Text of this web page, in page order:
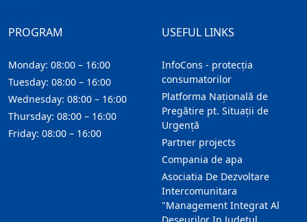
USEFUL LINKS
InfoCons - protecția
consumatorilor
Platforma Națională de
Pregătire pt. Situații de
Urgență
Partner projects
Compania de apa
Asociatia De Dezvoltare
Intercomunitara
"Management Integrat Al
PROGRAM
Monday: 08:00 – 16:00
Tuesday: 08:00 – 16:00
Wednesday: 08:00 – 16:00
Thursday: 08:00 – 16:00
Friday: 08:00 – 16:00